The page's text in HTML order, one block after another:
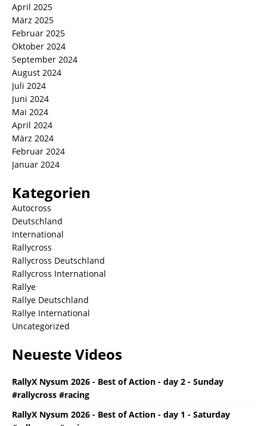
April 2025
März 2025
Februar 2025
Oktober 2024
September 2024
August 2024
Juli 2024
Juni 2024
Mai 2024
April 2024
März 2024
Februar 2024
Januar 2024
Kategorien
Autocross
Deutschland
International
Rallycross
Rallycross Deutschland
Rallycross International
Rallye
Rallye Deutschland
Rallye International
Uncategorized
Neueste Videos
RallyX Nysum 2026 - Best of Action - day 2 - Sunday
#rallycross #racing
RallyX Nysum 2026 - Best of Action - day 1 - Saturday